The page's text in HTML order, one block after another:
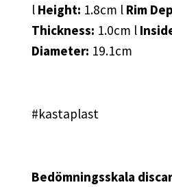
l Height: 1.8cm l Rim
Thickness: 1.0cm l
Diameter: 19.1cm
#kastaplast
Bedömningsskala